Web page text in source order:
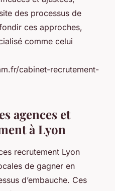
des processus de
ces approches,
comme celui
cabinet-recrutement-
agences et
à Lyon
recrutement Lyon
de gagner en
d’embauche. Ces